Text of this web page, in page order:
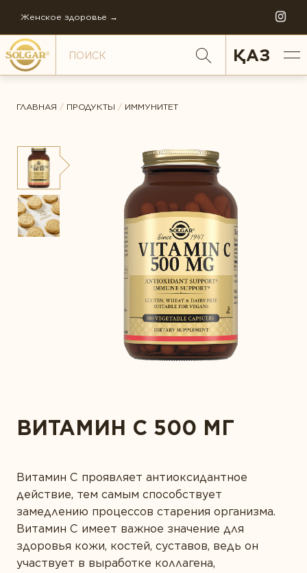
Женское здоровье →
Антистресс
Внимание и память
Диета и детокс
Ежедневная поддержка
Женское здоровье
Забота о сердце
Защита зрения
Иммунитет
Мужское здоровье
Печень под защитой
Поддержка здоровья ЖКТ
Правильное пищеварение
ИСТОРИЯ СОЛГАР
ФИЛОСОФИЯ КОМПАНИИ
МИРОВОЕ ПРОИЗВОДСТВО
ЗОЛОТОЙ СТАНДАРТ
НОВОСТИ КОМПАНИИ
МНЕНИЕ ЭКСПЕРТА
ҚАЗ
ГЛАВНАЯ / ПРОДУКТЫ / ИММУНИТЕТ
ВИТАМИН С 500 МГ
Витамин С проявляет антиоксидантное
действие, тем самым способствует
замедлению процессов старения организма.
Витамин С имеет важное значение для
здоровья кожи, костей, суставов, ведь он
участвует в выработке коллагена,
ОБЩИЙ РЕЙТИНГ *
ОТЗЫВ *
ВЫ БЫ ПОРЕКОМЕНДОВАЛИЭТОТ ПРОДУКТ
ВАШ ВОЗРАСТ
ПРЕДСТАВЬТЕСЬ *